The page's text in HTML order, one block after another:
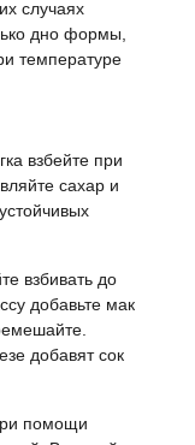
случаях
дно формы,
температуре
взбейте при
сахар и
взбивать до
добавьте мак
добавят сок
помощи